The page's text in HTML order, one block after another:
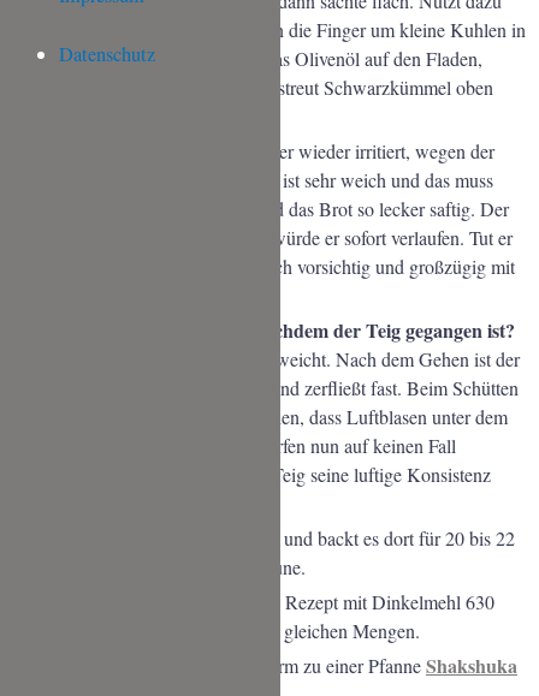
Datenschutz
zunächst die Handflächen und dann die Finger um kleine Kuhlen in
das Fladenbrot zu drücken. Gebt das Olivenöl auf den Fladen,
verteilt dieses mit den Händen und streut Schwarzkümmel oben
Viele von Euch sind immer wieder irritiert, wegen der
Konsistenz des Teiges. Ja, der Teig ist sehr weich und das muss
auch so sein, denn nur deshalb wird das Brot so lecker saftig. Der
Teig wirkt total flüssig und so, als würde er sofort verlaufen. Tut er
aber nicht: versprochen! Seid einfach vorsichtig und großzügig mit
Warum darf ich nicht kneten nachdem der Teig gegangen ist?
Damit keine Luft aus dem Teig entweicht. Nach dem Gehen ist der
Teig sehr weich und geschmeidig und zerfließt fast. Beim Schütten
auf die Arbeitsfläche werdet ihr sehen, dass Luftblasen unter dem
Teig eingeschlossen sind. Diese dürfen nun auf keinen Fall
herausgeknetet werden, damit der Teig seine luftige Konsistenz
Schiebt das Fladenbrot in den Ofen und backt es dort für 20 bis 22
Minuten, je nach gewünschter Bräune.
Mein Leser Christian hat das Rezept mit Dinkelmehl 630
probiert und es funktioniert mit den gleichen Mengen.
Wir haben das Fladenbrot noch warm zu einer PfanneShakshuka